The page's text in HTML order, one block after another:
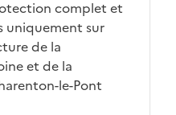
complet et
uniquement sur
de la
et de la
le-Pont